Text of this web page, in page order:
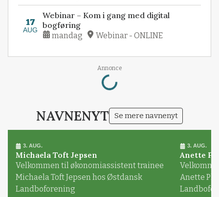
17
AUG
Webinar – Kom i gang med digital
bogføring
mandag Webinar - ONLINE
Annonce
Loading...
NAVNENYT Se mere navnenyt
3. AUG.
Michaela Toft Jepsen
Velkommen til økonomiassistent trainee
Michaela Toft Jepsen hos Østdansk
Landboforening
3. AUG.
Anette
Anette